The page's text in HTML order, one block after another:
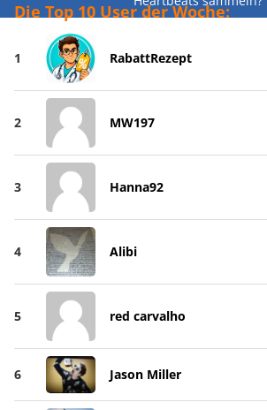
Die Top 10 User der Woche:
1 RabattRezept
2 MW197
3 Hanna92
4 Alibi
5 red carvalho
6 Jason Miller